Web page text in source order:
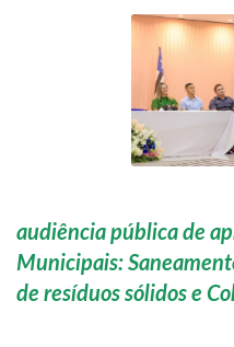
audiência pública de
Municipais:
de resíduos sólidos e